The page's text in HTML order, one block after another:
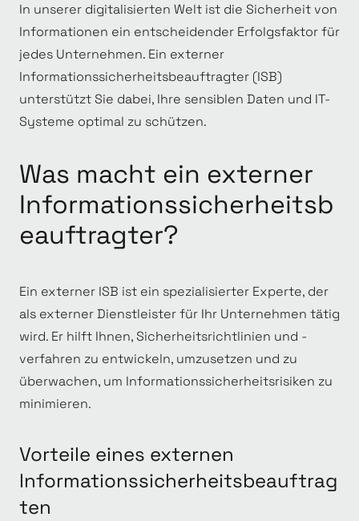
In unserer digitalisierten Welt ist die Sicherheit von
Informationen ein entscheidender Erfolgsfaktor für
jedes Unternehmen. Ein externer
Informationssicherheitsbeauftragter (ISB)
unterstützt Sie dabei, Ihre sensiblen Daten und IT-
Systeme optimal zu schützen.
Was macht ein externer
Informationssicherheitsb
eauftragter?
Ein externer ISB ist ein spezialisierter Experte, der
als externer Dienstleister für Ihr Unternehmen tätig
wird. Er hilft Ihnen, Sicherheitsrichtlinien und -
verfahren zu entwickeln, umzusetzen und zu
überwachen, um Informationssicherheitsrisiken zu
minimieren.
Vorteile eines externen
Informationssicherheitsbeauftrag
ten